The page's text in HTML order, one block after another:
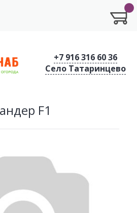
+7 916 316 60 36
Село Татаринцево
F1